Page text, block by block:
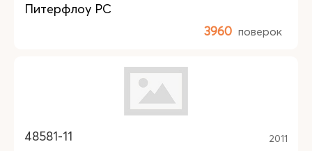
Питерфлоу РС
3960 поверок
48581-11 2011